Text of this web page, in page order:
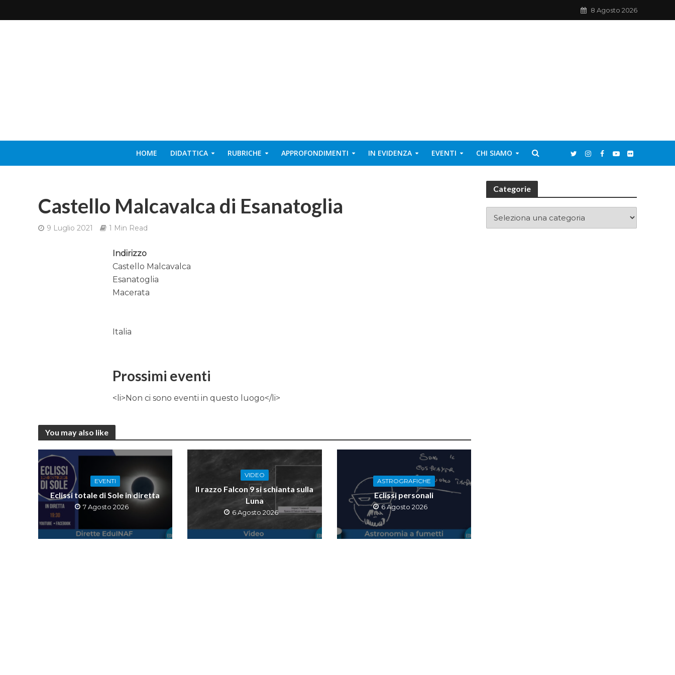
8 Agosto 2026
HOME DIDATTICA RUBRICHE APPROFONDIMENTI IN EVIDENZA EVENTI CHI SIAMO
Castello Malcavalca di Esanatoglia
9 Luglio 2021 1 Min Read
Indirizzo
Castello Malcavalca
Esanatoglia
Macerata
Italia
Prossimi eventi
<li>Non ci sono eventi in questo luogo</li>
You may also like
EVENTI
Eclissi totale di Sole in diretta
7 Agosto 2026
VIDEO
Il razzo Falcon 9 si schianta sulla
Luna
6 Agosto 2026
ASTROGRAFICHE
Eclissi personali
6 Agosto 2026
Categorie